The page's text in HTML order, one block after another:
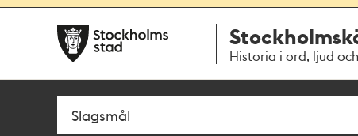
navigationen
huvudinnehållet
Historia i ord, ljud
Sök